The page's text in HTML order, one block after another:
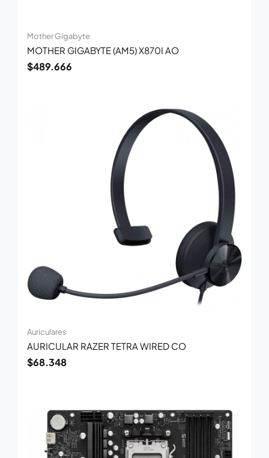
Mother Gigabyte
MOTHER GIGABYTE (AM5) X870I AO
$489.666
Auriculares
AURICULAR RAZER TETRA WIRED CO
$68.348